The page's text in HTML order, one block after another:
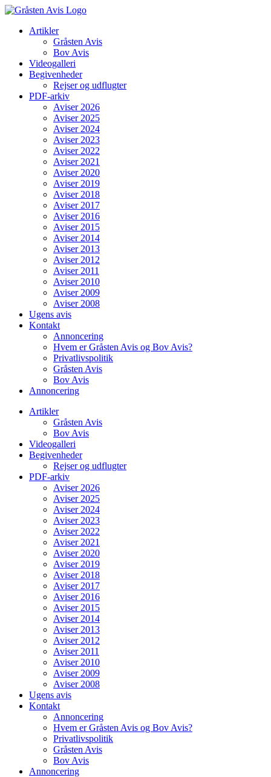
Skip
contentArtikler
Gråsten Avis
Bov Avis
Videogalleri
Begivenheder
Rejser og udflugter
PDF-arkiv
Aviser 2026
Aviser 2025
Aviser 2024
Aviser 2023
Aviser 2022
Aviser 2021
Aviser 2020
Aviser 2019
Aviser 2018
Aviser 2017
Aviser 2016
Aviser 2015
Aviser 2014
Aviser 2013
Aviser 2012
Aviser 2011
Aviser 2010
Aviser 2009
Aviser 2008
Ugens avis
Kontakt
Annoncering
Hvem er Gråsten Avis og Bov Avis?
Privatlivspolitik
Gråsten Avis
Bov Avis
Annoncering
Artikler
Gråsten Avis
Bov Avis
Videogalleri
Begivenheder
Rejser og udflugter
PDF-arkiv
Aviser 2026
Aviser 2025
Aviser 2024
Aviser 2023
Aviser 2022
Aviser 2021
Aviser 2020
Aviser 2019
Aviser 2018
Aviser 2017
Aviser 2016
Aviser 2015
Aviser 2014
Aviser 2013
Aviser 2012
Aviser 2011
Aviser 2010
Aviser 2009
Aviser 2008
Ugens avis
Kontakt
Annoncering
Hvem er Gråsten Avis og Bov Avis?
Privatlivspolitik
Gråsten Avis
Bov Avis
Annoncering